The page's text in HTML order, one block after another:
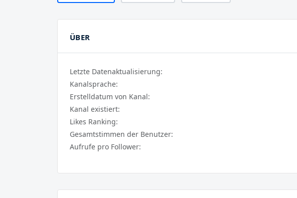
ÜBER
Letzte Datenaktualisierung:
Kanalsprache:
Erstelldatum von Kanal:
Kanal existiert:
Likes Ranking:
Gesamtstimmen der Benutzer:
Aufrufe pro Follower: